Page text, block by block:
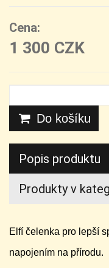
Cena:
1 300 CZK
Do košíku
Popis produktu
Produkty v
Elfí čelenka pro lepší
napojením na přírodu.